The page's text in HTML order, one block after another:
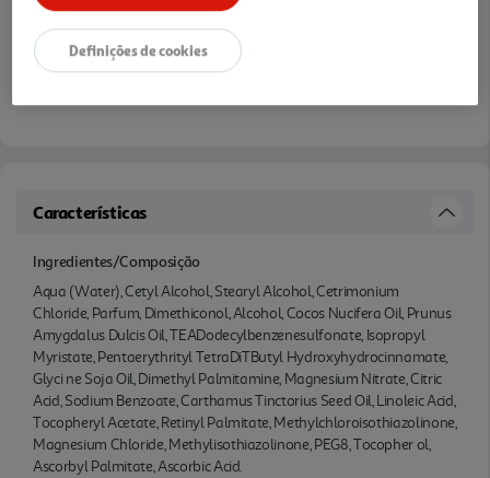
Características
Ingredientes/Composição
Aqua (Water), Cetyl Alcohol, Stearyl Alcohol, Cetrimonium
Chloride, Parfum, Dimethiconol, Alcohol, Cocos Nucifera Oil, Prunus
Amygdalus Dulcis Oil, TEADodecylbenzenesulfonate, Isopropyl
Myristate, Pentaerythrityl TetraDiTButyl Hydroxyhydrocinnamate,
Glyci ne Soja Oil, Dimethyl Palmitamine, Magnesium Nitrate, Citric
Acid, Sodium Benzoate, Carthamus Tinctorius Seed Oil, Linoleic Acid,
Tocopheryl Acetate, Retinyl Palmitate, Methylchloroisothiazolinone,
Magnesium Chloride, Methylisothiazolinone, PEG8, Tocopher ol,
Ascorbyl Palmitate, Ascorbic Acid.
Definições de cookies